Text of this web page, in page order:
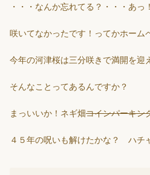
・・・なんか忘れてる？・・・あっ
咲いてなかったです！ってかホーム
今年の河津桜は三分咲きで満開を迎
そんなことってあるんですか？
まっいいか！ネギ畑コインパーキン
４５年の呪いも解けたかな？ ハチ